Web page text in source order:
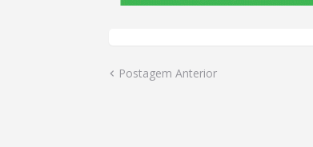
Postagem Anterior